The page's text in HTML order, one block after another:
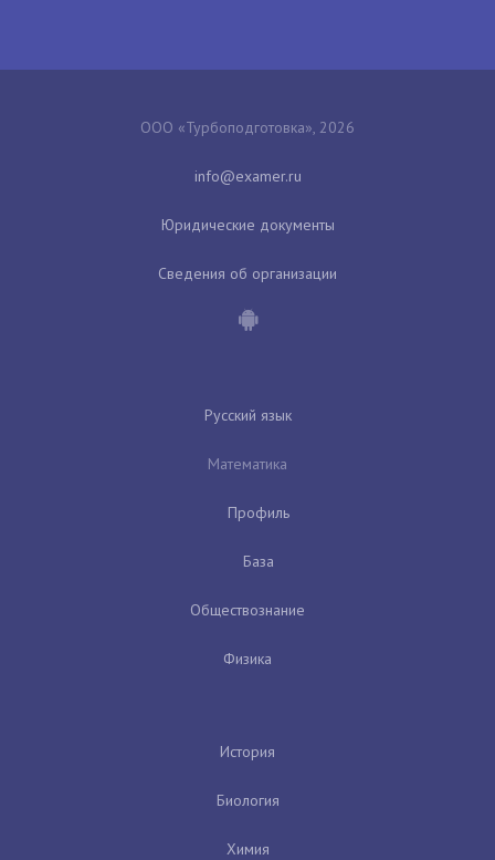
ООО «Турбоподготовка», 2026
Юридические документы
Сведения об организации
Русский язык
Математика
Профиль
База
Обществознание
Физика
История
Биология
Химия